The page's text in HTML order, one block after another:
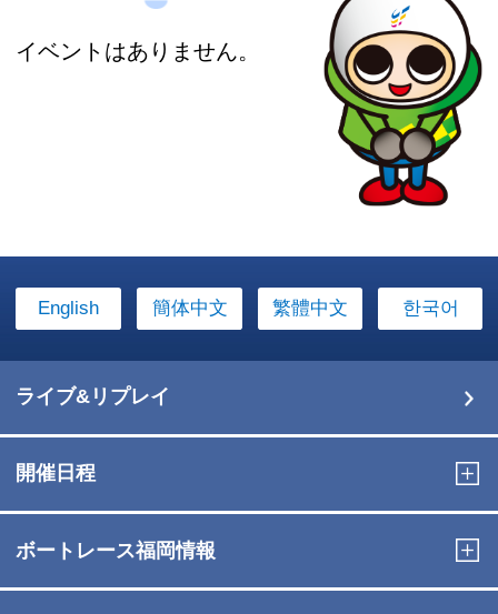
イベントはありません。
English 簡体中文 繁體中文 한국어
ライブ&リプレイ
開催日程
ボートレース福岡情報